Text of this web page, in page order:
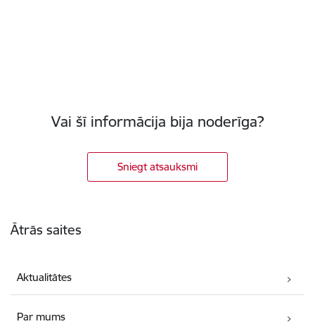
Vai šī informācija bija noderīga?
Sniegt atsauksmi
Ātrās saites
Aktualitātes
Par mums